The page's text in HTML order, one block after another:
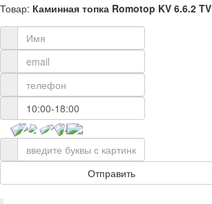
Товар: Каминная топка Romotop KV 6.6.2 TV